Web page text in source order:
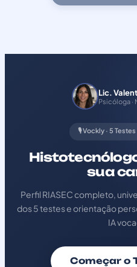
Lic.
Psicóloga ·
🎙️ Vockly · 5
sua
Perfil RIASEC completo,
dos 5 testes e orientação
IA
Começar o